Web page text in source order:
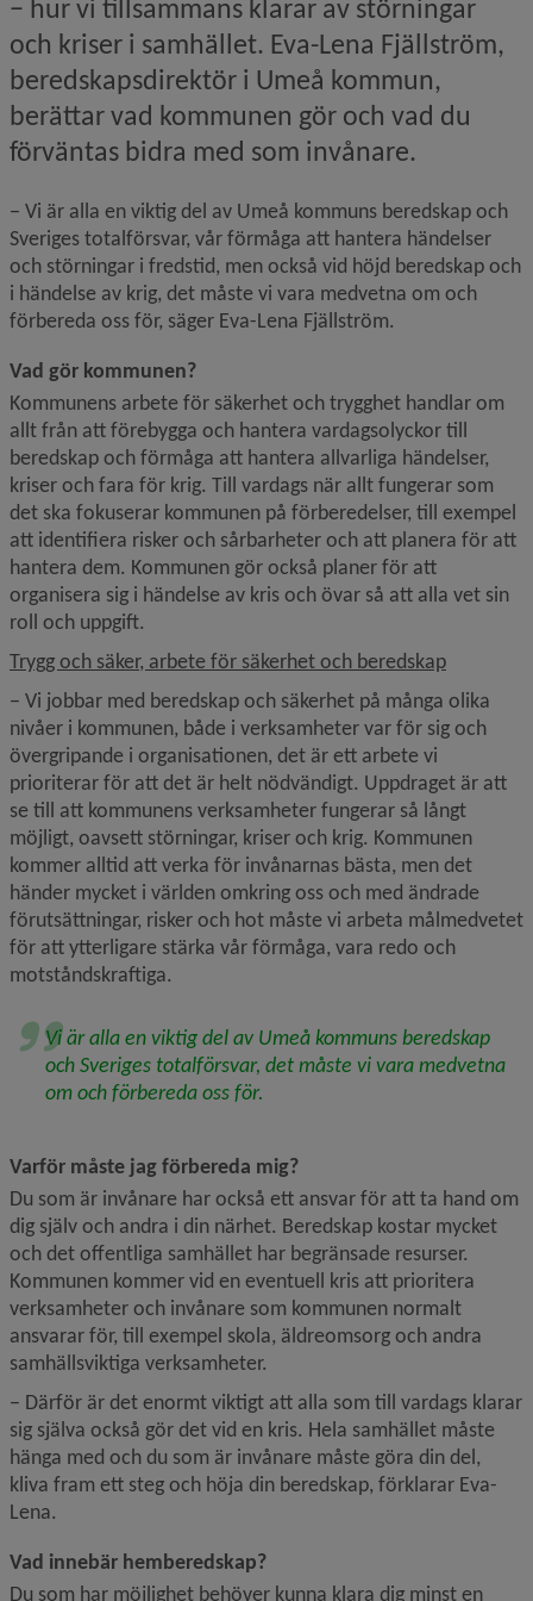
− hur vi tillsammans klarar av störningar
och kriser i samhället. Eva-Lena Fjällström,
beredskapsdirektör i Umeå kommun,
berättar vad kommunen gör och vad du
förväntas bidra med som invånare.
− Vi är alla en viktig del av Umeå kommuns beredskap och
Sveriges totalförsvar, vår förmåga att hantera händelser
och störningar i fredstid, men också vid höjd beredskap och
i händelse av krig, det måste vi vara medvetna om och
förbereda oss för, säger Eva-Lena Fjällström.
Vad gör kommunen?
Kommunens arbete för säkerhet och trygghet handlar om
allt från att förebygga och hantera vardagsolyckor till
beredskap och förmåga att hantera allvarliga händelser,
kriser och fara för krig. Till vardags när allt fungerar som
det ska fokuserar kommunen på förberedelser, till exempel
att identifiera risker och sårbarheter och att planera för att
hantera dem. Kommunen gör också planer för att
organisera sig i händelse av kris och övar så att alla vet sin
roll och uppgift.
Trygg och säker, arbete för säkerhet och beredskap
− Vi jobbar med beredskap och säkerhet på många olika
nivåer i kommunen, både i verksamheter var för sig och
övergripande i organisationen, det är ett arbete vi
prioriterar för att det är helt nödvändigt. Uppdraget är att
se till att kommunens verksamheter fungerar så långt
möjligt, oavsett störningar, kriser och krig. Kommunen
kommer alltid att verka för invånarnas bästa, men det
händer mycket i världen omkring oss och med ändrade
förutsättningar, risker och hot måste vi arbeta målmedvetet
för att ytterligare stärka vår förmåga, vara redo och
motståndskraftiga.
Vi är alla en viktig del av Umeå kommuns beredskap
och Sveriges totalförsvar, det måste vi vara medvetna
om och förbereda oss för.
Varför måste jag förbereda mig?
Du som är invånare har också ett ansvar för att ta hand om
dig själv och andra i din närhet. Beredskap kostar mycket
och det offentliga samhället har begränsade resurser.
Kommunen kommer vid en eventuell kris att prioritera
verksamheter och invånare som kommunen normalt
ansvarar för, till exempel skola, äldreomsorg och andra
samhällsviktiga verksamheter.
− Därför är det enormt viktigt att alla som till vardags klarar
sig själva också gör det vid en kris. Hela samhället måste
hänga med och du som är invånare måste göra din del,
kliva fram ett steg och höja din beredskap, förklarar Eva-
Lena.
Vad innebär hemberedskap?
Du som har möjlighet behöver kunna klara dig minst en